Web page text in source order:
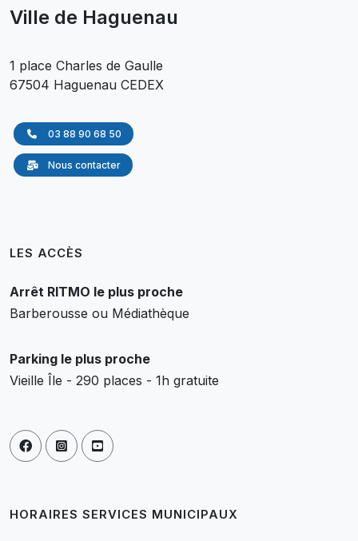
Ville de Haguenau
1 place Charles de Gaulle
67504 Haguenau CEDEX
03 88 90 68 50
Nous contacter
LES ACCÈS
Arrêt RITMO le plus proche
Barberousse ou Médiathèque
Parking le plus proche
Vieille Île - 290 places - 1h gratuite
HORAIRES SERVICES MUNICIPAUX